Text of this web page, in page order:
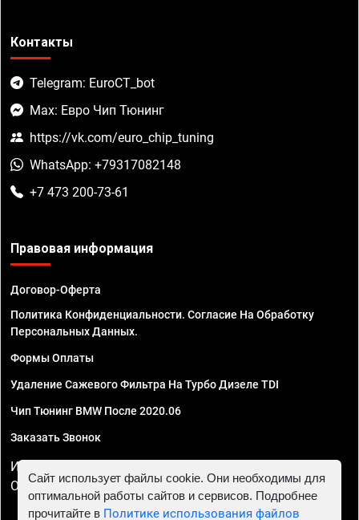
Контакты
Telegram: EuroCT_bot
Max: Евро Чип Тюнинг
https://vk.com/euro_chip_tuning
WhatsApp: +79317082148
+7 473 200-73-61
Правовая информация
Договор-Оферта
Политика Конфиденциальности. Согласие На Обработку
Персональных Данных.
Формы Оплаты
Удаление Сажевого Фильтра На Турбо Дизеле TDI
Чип Тюнинг BMW После 2020.06
Заказать Звонок
ИП Смирнов Георгий Павлович. ИНН 781302555843,
ОГРНИП 324470400032610
Сайт использует файлы cookie. Они необходимы для
оптимальной работы сайтов и сервисов. Подробнее
прочитайте в Политике использования файлов